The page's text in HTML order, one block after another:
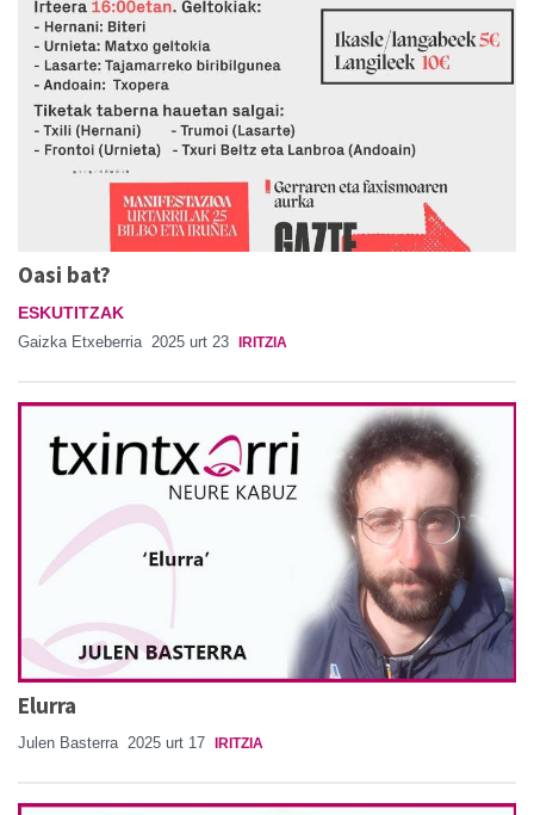
Oasi bat?
ESKUTITZAK
Gaizka Etxeberria 2025 urt 23 IRITZIA
Elurra
Julen Basterra 2025 urt 17 IRITZIA